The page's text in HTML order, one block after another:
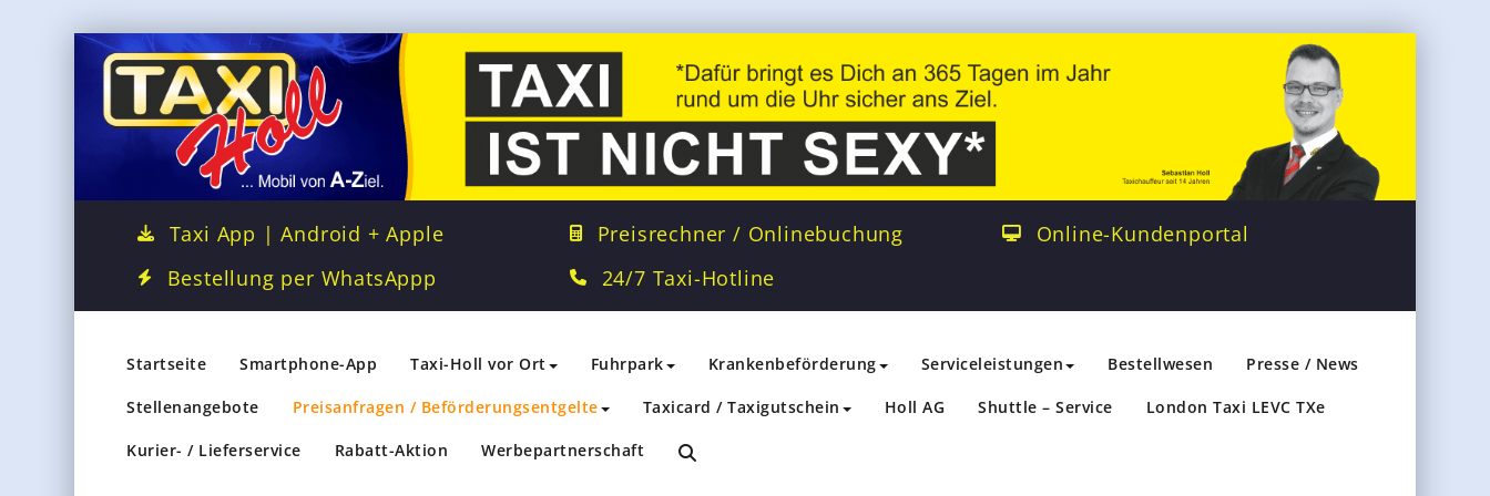
Taxi App | Android + Apple
Bestellung per WhatsAppp
Preisrechner / Onlinebuchung
24/7 Taxi-Hotline
Online-Kundenportal
Startseite Smartphone-App Taxi-Holl vor Ort Fuhrpark Krankenbeförderung Serviceleistungen Bestellwesen Presse / News
Stellenangebote Preisanfragen / Beförderungsentgelte Taxicard / Taxigutschein Holl AG Shuttle – Service London Taxi LEVC TXe
Kurier- / Lieferservice Rabatt-Aktion Werbepartnerschaft